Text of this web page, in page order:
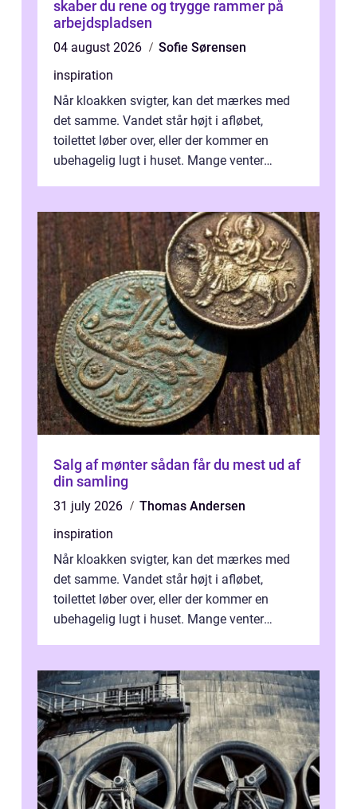
skaber du rene og trygge rammer på
arbejdspladsen
04 august 2026
Sofie Sørensen
inspiration
Når kloakken svigter, kan det mærkes med
det samme. Vandet står højt i afløbet,
toilettet løber over, eller der kommer en
ubehagelig lugt i huset. Mange venter
Salg af mønter sådan får du mest ud af
din samling
31 july 2026
Thomas Andersen
inspiration
Når kloakken svigter, kan det mærkes med
det samme. Vandet står højt i afløbet,
toilettet løber over, eller der kommer en
ubehagelig lugt i huset. Mange venter